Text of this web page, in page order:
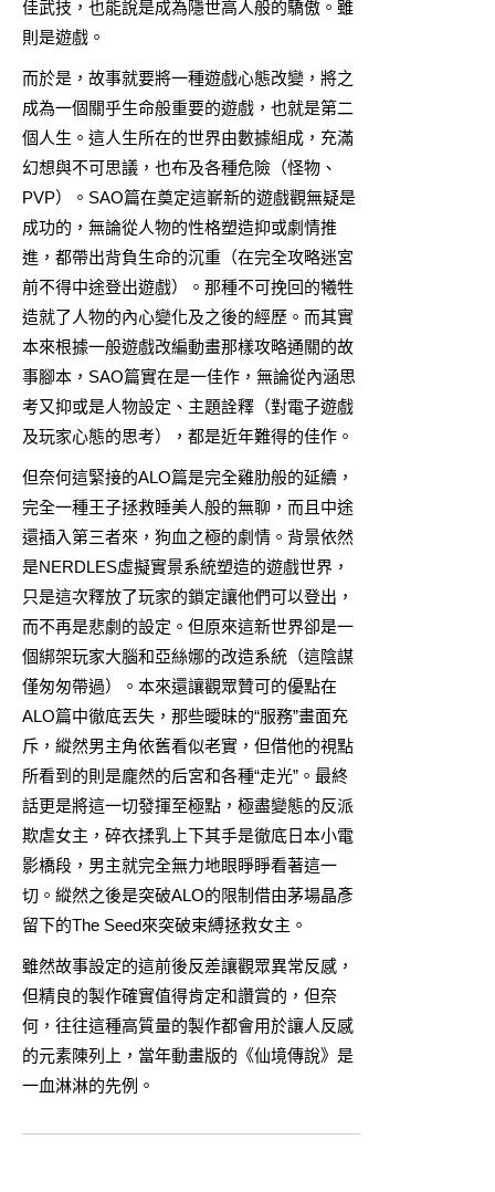
佳武技，也能說是成為隱世高人般的驕傲。雖
則是遊戲。
而於是，故事就要將一種遊戲心態改變，將之
成為一個關乎生命般重要的遊戲，也就是第二
個人生。這人生所在的世界由數據組成，充滿
幻想與不可思議，也布及各種危險（怪物、
PVP）。SAO篇在奠定這嶄新的遊戲觀無疑是
成功的，無論從人物的性格塑造抑或劇情推
進，都帶出背負生命的沉重（在完全攻略迷宮
前不得中途登出遊戲）。那種不可挽回的犧牲
造就了人物的內心變化及之後的經歷。而其實
本來根據一般遊戲改編動畫那樣攻略通關的故
事腳本，SAO篇實在是一佳作，無論從內涵思
考又抑或是人物設定、主題詮釋（對電子遊戲
及玩家心態的思考），都是近年難得的佳作。
但奈何這緊接的ALO篇是完全雞肋般的延續，
完全一種王子拯救睡美人般的無聊，而且中途
還插入第三者來，狗血之極的劇情。背景依然
是NERDLES虛擬實景系統塑造的遊戲世界，
只是這次釋放了玩家的鎖定讓他們可以登出，
而不再是悲劇的設定。但原來這新世界卻是一
個綁架玩家大腦和亞絲娜的改造系統（這陰謀
僅匆匆帶過）。本來還讓觀眾贊可的優點在
ALO篇中徹底丟失，那些曖昧的“服務”畫面充
斥，縱然男主角依舊看似老實，但借他的視點
所看到的則是龐然的后宮和各種“走光”。最終
話更是將這一切發揮至極點，極盡變態的反派
欺虐女主，碎衣揉乳上下其手是徹底日本小電
影橋段，男主就完全無力地眼睜睜看著這一
切。縱然之後是突破ALO的限制借由茅場晶彥
留下的The Seed來突破束縛拯救女主。
雖然故事設定的這前後反差讓觀眾異常反感，
但精良的製作確實值得肯定和讚賞的，但奈
何，往往這種高質量的製作都會用於讓人反感
的元素陳列上，當年動畫版的《仙境傳說》是
一血淋淋的先例。